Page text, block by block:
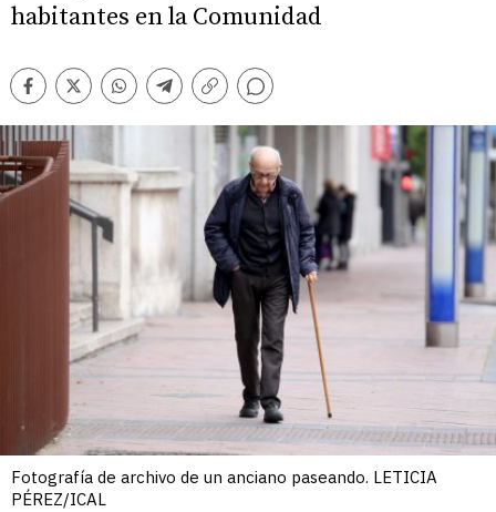
habitantes en la Comunidad
Facebook
TwitterWhatsappTelegram
Copiar
Comentarios
Fotografía de archivo de un anciano paseando. LETICIA
PÉREZ/ICAL